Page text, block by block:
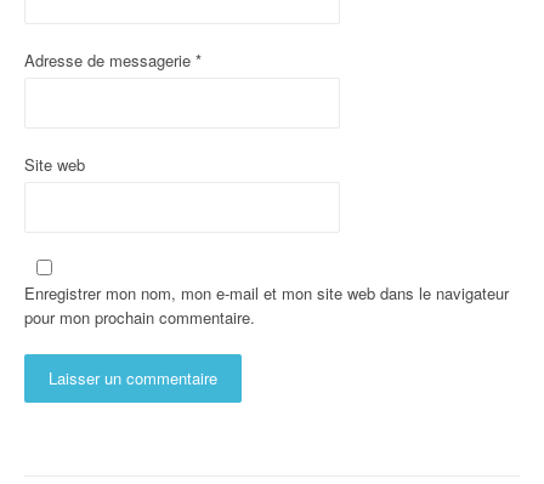
Adresse de messagerie *
Site web
Enregistrer mon nom, mon e-mail et mon site web dans le navigateur
pour mon prochain commentaire.